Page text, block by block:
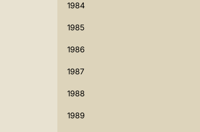
1984
1985
1986
1987
1988
1989